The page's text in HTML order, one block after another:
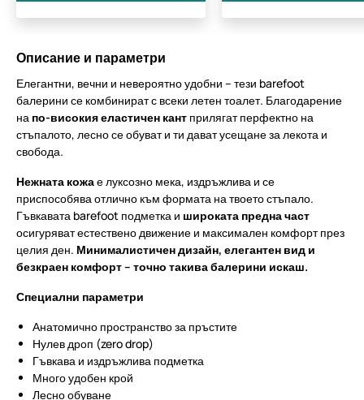
Описание и параметри
Елегантни, вечни и невероятно удобни – тези barefoot
балерини се комбинират с всеки летен тоалет. Благодарение
на по-високия еластичен кант прилягат перфектно на
стъпалото, лесно се обуват и ти дават усещане за лекота и
свобода.
Нежната кожае луксозно мека, издръжлива и се
приспособява отлично към формата на твоето стъпало.
Гъвкавата barefoot подметка и широката предна част
осигуряват естествено движение и максимален комфорт през
целия ден. Минималистичен дизайн, елегантен вид и
безкраен комфорт – точно такива балерини искаш.
Специални параметри
Анатомично пространство за пръстите
Нулев дроп (zero drop)
Гъвкава и издръжлива подметка
Много удобен крой
Лесно обуване